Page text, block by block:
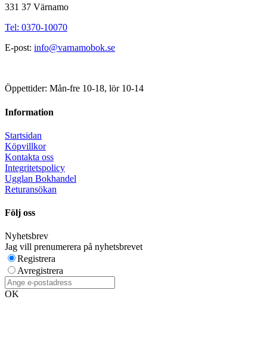
331 37 Värnamo
Tel: 0370-10070
E-post: info@varnamobok.se
Öppettider: Mån-fre 10-18, lör 10-14
Information
Startsidan
Köpvillkor
Kontakta oss
Integritetspolicy
Ugglan Bokhandel
Returansökan
Följ oss
Nyhetsbrev
Jag vill prenumerera på nyhetsbrevet
Registrera
Avregistrera
OK